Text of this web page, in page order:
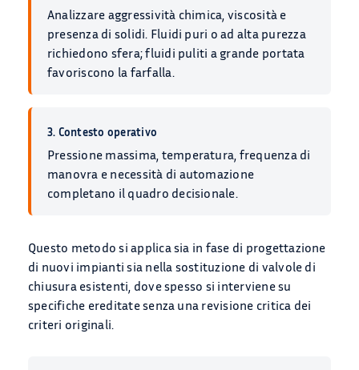
Analizzare aggressività chimica, viscosità e
presenza di solidi. Fluidi puri o ad alta purezza
richiedono sfera; fluidi puliti a grande portata
favoriscono la farfalla.
3. Contesto operativo
Pressione massima, temperatura, frequenza di
manovra e necessità di automazione
completano il quadro decisionale.
Questo metodo si applica sia in fase di progettazione
di nuovi impianti sia nella sostituzione di valvole di
chiusura esistenti, dove spesso si interviene su
specifiche ereditate senza una revisione critica dei
criteri originali.